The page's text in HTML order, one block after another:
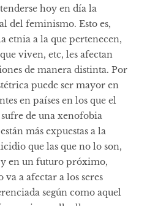
hoy en día la
del feminismo. Esto es,
etnia a la que pertenecen,
viven, etc, les afectan
de manera distinta. Por
puede ser mayor en
en países en los que el
de una xenofobia
más expuestas a la
que las que no lo son,
y en un futuro próximo,
a afectar a los seres
según como aquel